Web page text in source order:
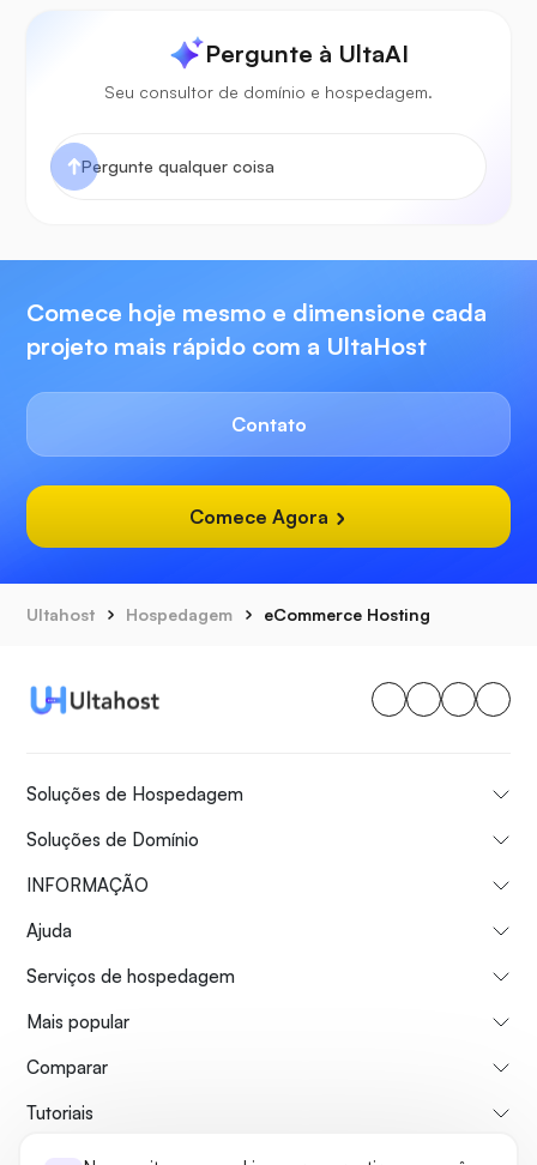
Pergunte à UltaAI
Seu consultor de domínio e hospedagem.
Comece hoje mesmo e dimensione cada
projeto mais rápido com a UltaHost
Contato
Comece Agora
Ultahost Hospedagem eCommerce Hosting
Soluções de Hospedagem
Soluções de Domínio
INFORMAÇÃO
Ajuda
Serviços de hospedagem
Mais popular
Comparar
Tutoriais